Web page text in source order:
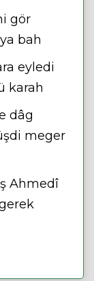
gör
bah
eyledi
karah
dâg
meger
Ahmedî